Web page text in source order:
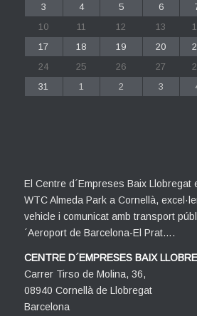
3
4 5 6
10
11 12 13
17
18 19 20
24
25 26 27
31
1 2 3
El Centre d´Empreses Baix Llobregat
WTC Almeda Park a Cornellà,
vehicle i comunicat amb transport
´Aeroport de Barcelona-El Prat….
CENTRE D´EMPRESES BAIX
Carrer Tirso de Molina, 36,
08940 Cornellà de Llobregat
Barcelona